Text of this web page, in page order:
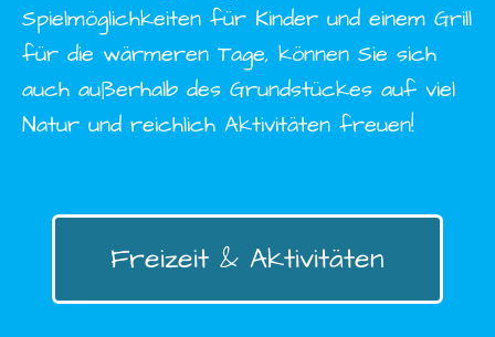
Spielmöglichkeiten für Kinder und einem Grill
für die wärmeren Tage, können Sie sich
auch außerhalb des Grundstückes auf viel
Natur und reichlich Aktivitäten freuen!
Freizeit & Aktivitäten